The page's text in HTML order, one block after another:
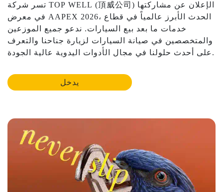
تسر شركة TOP WELL (頂威公司) الإعلان عن مشاركتها
في معرض AAPEX 2026، الحدث الأبرز عالمياً في قطاع
خدمات ما بعد بيع السيارات. ندعو جميع الموزعين
والمتخصصين في صيانة السيارات لزيارة جناحنا والتعرف
على أحدث حلولنا في مجال الأدوات اليدوية عالية الجودة.
يدخل